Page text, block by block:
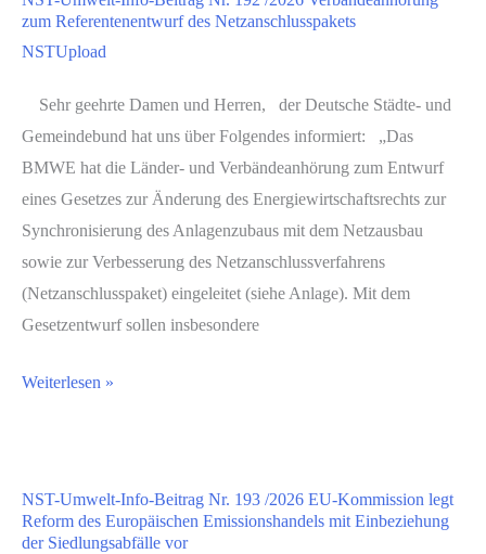
Energie-,
Klima-
Umweltsicht
Nr.
Woche
der
Klimaanpassung
vom
14.
bis
20.
2026:
zum Referentenentwurf des Netzanschlusspakets
NSTUpload
Sehr geehrte Damen und Herren, der Deutsche Städte- und
Gemeindebund hat uns über Folgendes informiert: „Das
BMWE hat die Länder- und Verbändeanhörung zum Entwurf
eines Gesetzes zur Änderung des Energiewirtschaftsrechts zur
Synchronisierung des Anlagenzubaus mit dem Netzausbau
sowie zur Verbesserung des Netzanschlussverfahrens
(Netzanschlusspaket) eingeleitet (siehe Anlage). Mit dem
Gesetzentwurf sollen insbesondere
NST-
Nr.
192
Weiterlesen »
NST-Umwelt-Info-Beitrag Nr. 193 /2026 EU-Kommission legt
Reform des Europäischen Emissionshandels mit Einbeziehung
der Siedlungsabfälle vor